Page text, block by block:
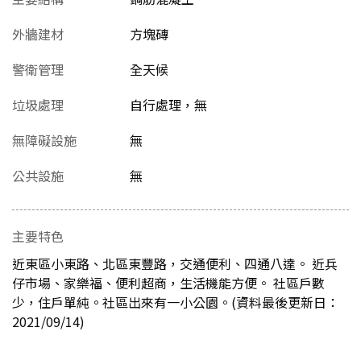
外牆建材
方塊磚
警衛管理
全天候
垃圾處理
自行處理，無
無障礙設施
無
公共設施
無
主要特色
近東區小東路、北區東豐路，交通便利、四通八達。 近兵
仔市場、家樂福、便利超商，生活機能方便。 社區戶數
少，住戶單純。社區出來有一小公園。(資料最後更新日：
2021/09/14)